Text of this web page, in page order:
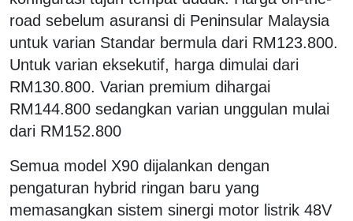
road sebelum asuransi di Peninsular Malaysia
untuk varian Standar bermula dari RM123.800.
Untuk varian eksekutif, harga dimulai dari
RM130.800. Varian premium dihargai
RM144.800 sedangkan varian unggulan mulai
dari RM152.800
Semua model X90 dijalankan dengan
pengaturan hybrid ringan baru yang
memasangkan sistem sinergi motor listrik 48V